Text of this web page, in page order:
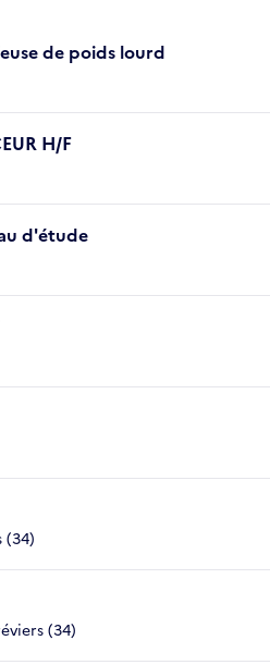
de poids lourd
H/F
d'étude
(34)
(34)